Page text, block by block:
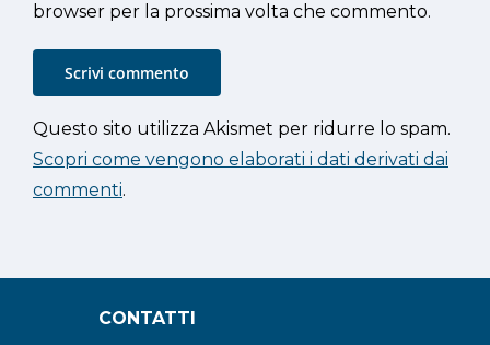
browser per la prossima volta che commento.
Questo sito utilizza Akismet per ridurre lo spam.
Scopri come vengono elaborati i dati derivati dai
commenti.
CONTATTI